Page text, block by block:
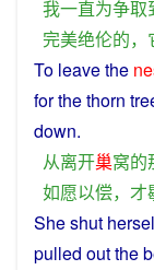
我一直为争取
完美绝伦的，
To leavethe
for thethorn
down.
从离开巢窝的
如愿以偿， 才
Sheshut
pulled out the